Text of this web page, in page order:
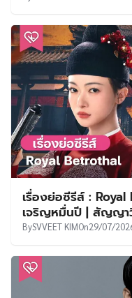
เรื่องย่อซีรีส์ :
เจริญหมื่นปี | สัญญา
BySVVEET KIMOn29/07/